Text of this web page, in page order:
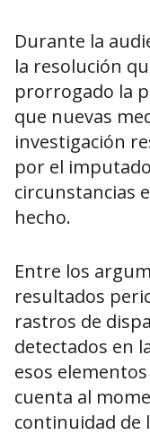
Durante la
la resolución
prorrogado la
que nuevas
investigación
por el
circunstancias
hecho.
Entre los
resultados
rastros de
detectados en
esos
cuenta al
continuidad de